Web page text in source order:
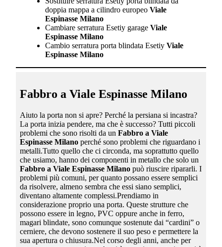
doppia mappa a cilindro europeo Viale
Espinasse Milano
Cambiare serratura Esetiy garage Viale
Espinasse Milano
Cambio serratura porta blindata Esetiy Viale
Espinasse Milano
Fabbro a Viale Espinasse Milano
Aiuto la porta non si apre? Perché la persiana si incastra?
La porta inizia pendere, ma che è successo? Tutti piccoli
problemi che sono risolti da un Fabbro a Viale
Espinasse Milanoperché sono problemi che riguardano i
metalli.Tutto quello che ci circonda, ma soprattutto quello
che usiamo, hanno dei componenti in metallo che solo un
Fabbro a Viale Espinasse Milanopuò riuscire ripararli. I
problemi più comuni, per quanto possano essere semplici
da risolvere, almeno sembra che essi siano semplici,
diventano altamente complessi.Prendiamo in
considerazione proprio una porta. Queste strutture che
possono essere in legno, PVC oppure anche in ferro,
magari blindate, sono comunque sostenute dai “cardini” o
cerniere, che devono sostenere il suo peso e permettere la
sua apertura o chiusura.Nel corso degli anni, anche per